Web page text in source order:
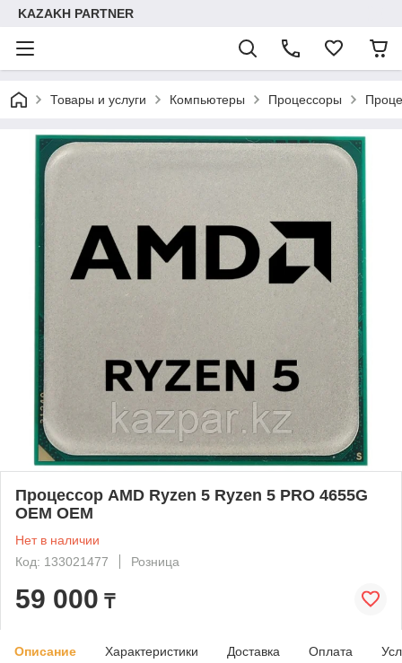
KAZAKH PARTNER
Товары и услуги Компьютеры Процессоры
Процессор AMD Ryzen 5 Ryzen 5 PRO 4655G
OEM OEM
Нет в наличии
Код: 133021477
Розница
59 000 ₸
Описание Характеристики Доставка Оплата